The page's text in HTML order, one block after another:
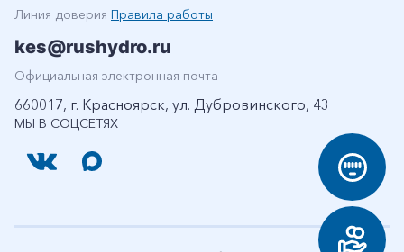
+7-800-700-24-57
Заказать обратный звонок
Частным клиентам
МЫ В СОЦСЕТЯХ
Линия доверия Правила работы
kes@rushydro.ru
Официальная электронная почта
660017, г. Красноярск, ул. Дубровинского, 43